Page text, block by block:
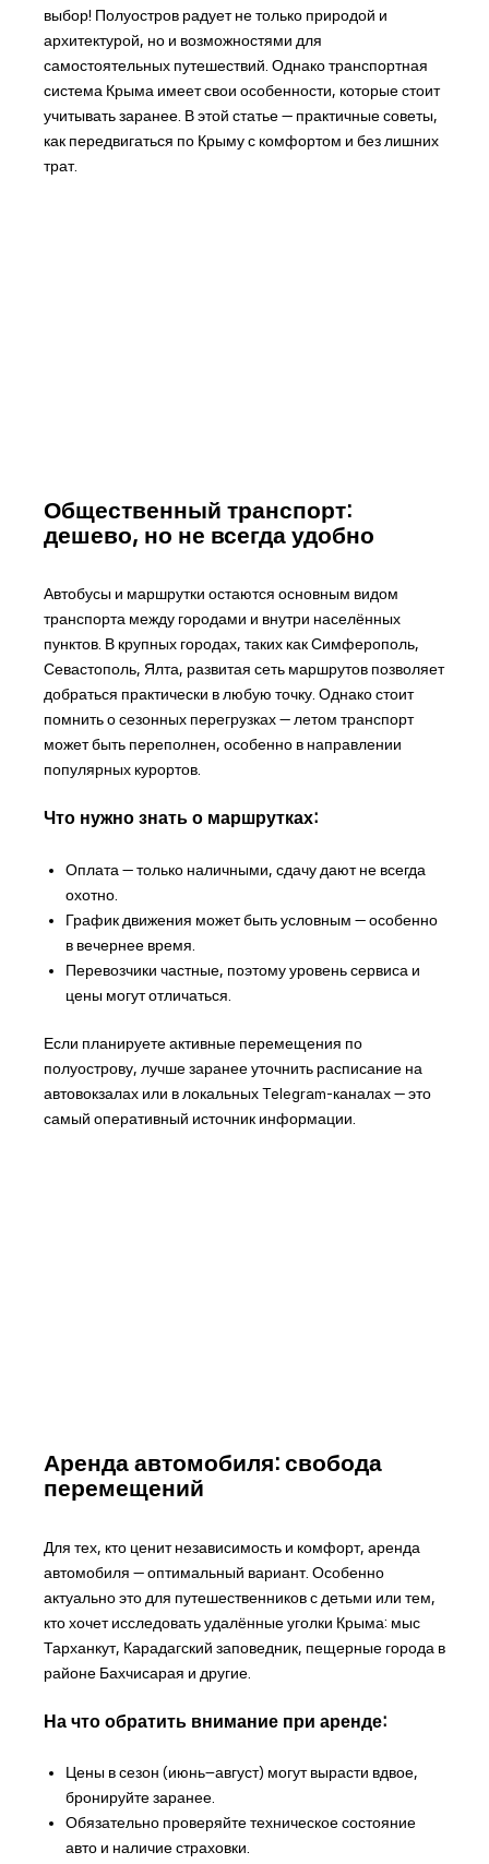
выбор! Полуостров радует не только природой и
архитектурой, но и возможностями для
самостоятельных путешествий. Однако транспортная
система Крыма имеет свои особенности, которые стоит
учитывать заранее. В этой статье — практичные советы,
как передвигаться по Крыму с комфортом и без лишних
трат.
Общественный транспорт:
дешево, но не всегда удобно
Автобусы и маршрутки остаются основным видом
транспорта между городами и внутри населённых
пунктов. В крупных городах, таких как Симферополь,
Севастополь, Ялта, развитая сеть маршрутов позволяет
добраться практически в любую точку. Однако стоит
помнить о сезонных перегрузках — летом транспорт
может быть переполнен, особенно в направлении
популярных курортов.
Что нужно знать о маршрутках:
Оплата — только наличными, сдачу дают не всегда
охотно.
График движения может быть условным — особенно
в вечернее время.
Перевозчики частные, поэтому уровень сервиса и
цены могут отличаться.
Если планируете активные перемещения по
полуострову, лучше заранее уточнить расписание на
автовокзалах или в локальных Telegram-каналах — это
самый оперативный источник информации.
Аренда автомобиля: свобода
перемещений
Для тех, кто ценит независимость и комфорт, аренда
автомобиля — оптимальный вариант. Особенно
актуально это для путешественников с детьми или тем,
кто хочет исследовать удалённые уголки Крыма: мыс
Тарханкут, Карадагский заповедник, пещерные города в
районе Бахчисарая и другие.
На что обратить внимание при аренде:
Цены в сезон (июнь–август) могут вырасти вдвое,
бронируйте заранее.
Обязательно проверяйте техническое состояние
авто и наличие страховки.